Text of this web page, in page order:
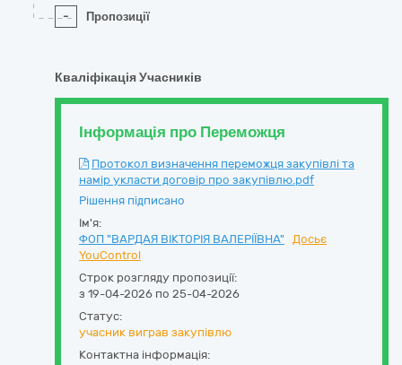
- Пропозиції
Кваліфікація Учасників
Інформація про Переможця
Протокол визначення переможця закупівлі та
намір укласти договір про закупівлю.pdf
Рішення підписано
Ім'я:
ФОП "ВАРДАЯ ВІКТОРІЯ ВАЛЕРІЇВНА"
Досьє
YouControl
Строк розгляду пропозиції:
з 19-04-2026 по 25-04-2026
Статус:
учасник виграв закупівлю
Контактна інформація: